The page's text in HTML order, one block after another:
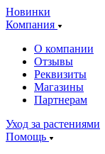
Новинки
Компания
О компании
Отзывы
Реквизиты
Магазины
Партнерам
Уход за растениями
Помощь